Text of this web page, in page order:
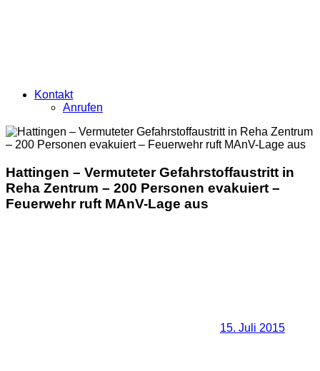
Kontakt
Anrufen
Hattingen – Vermuteter Gefahrstoffaustritt in
Reha Zentrum – 200 Personen evakuiert –
Feuerwehr ruft MAnV-Lage aus
15. Juli 2015